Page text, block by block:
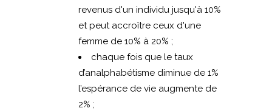
revenus d'un individu jusqu'à 10%
et peut accroître ceux d'une
femme de 10% à 20% ;
chaque fois que le taux
d’analphabétisme diminue de 1%
l’espérance de vie augmente de
2% ;